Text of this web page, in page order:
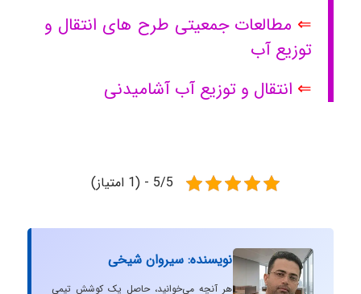
⇐ مطالعات جمعیتی طرح های انتقال و
توزیع آب
⇐ انتقال و توزیع آب آشامیدنی
5/5 - (1 امتیاز)
نویسنده: سیروان شیخی
هر آنچه می‌خوانید، حاصل یک کوشش تیمی